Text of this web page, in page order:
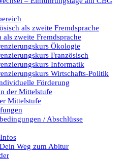
als zweite Fremdsprache
als zweite Fremdsprache
Ökologie
Französisch
Informatik
Wirtschafts-Politik
Förderung
der Mittelstufe
Mittelstufe
/ Abschlüsse
Weg zum Abitur